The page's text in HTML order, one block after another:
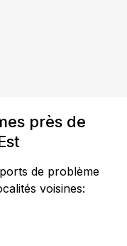
près de
de problème
voisines: